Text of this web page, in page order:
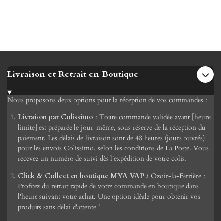
Livraison et Retrait en Boutique
Nous proposons deux options pour la réception de vos commandes :
Livraison par Colissimo : Toute commande validée avant [heure
limite] est préparée le jour-même, sous réserve de la réception du
paiement. Les délais de livraison sont de 48 heures (jours ouvrés)
pour les envois Colissimo, selon les conditions de La Poste. Vous
recevez un numéro de suivi dès l'expédition de votre colis.
Click & Collect en boutique MYA VAP à Ozoir-la-Ferrière :
Profitez du retrait rapide de votre commande en boutique dans
l'heure suivant votre achat. Une option idéale pour obtenir vos
produits sans délai d'attente !